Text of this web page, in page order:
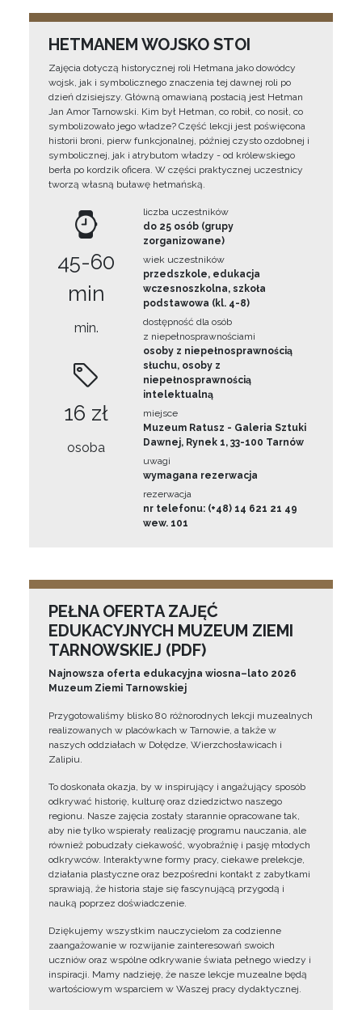
HETMANEM WOJSKO STOI
Zajęcia dotyczą historycznej roli Hetmana jako dowódcy
wojsk, jak i symbolicznego znaczenia tej dawnej roli po
dzień dzisiejszy. Główną omawianą postacią jest Hetman
Jan Amor Tarnowski. Kim był Hetman, co robił, co nosił, co
symbolizowało jego władze? Część lekcji jest poświęcona
historii broni, pierw funkcjonalnej, później czysto ozdobnej i
symbolicznej, jak i atrybutom władzy - od królewskiego
berła po kordzik oficera. W części praktycznej uczestnicy
tworzą własną buławę hetmańską.
45-60
min
min.
16 zł
osoba
liczba uczestników
do 25 osób (grupy
zorganizowane)
wiek uczestników
przedszkole, edukacja
wczesnoszkolna, szkoła
podstawowa (kl. 4-8)
dostępność dla osób
z niepełnosprawnościami
osoby z niepełnosprawnością
słuchu, osoby z
niepełnosprawnością
intelektualną
miejsce
Muzeum Ratusz - Galeria Sztuki
Dawnej, Rynek 1, 33-100 Tarnów
uwagi
wymagana rezerwacja
rezerwacja
nr telefonu: (+48) 14 621 21 49
wew. 101
PEŁNA OFERTA ZAJĘĆ
EDUKACYJNYCH MUZEUM ZIEMI
TARNOWSKIEJ (PDF)
Najnowsza oferta edukacyjna wiosna–lato 2026
Muzeum Ziemi Tarnowskiej
Przygotowaliśmy blisko 80 różnorodnych lekcji muzealnych
realizowanych w placówkach w Tarnowie, a także w
naszych oddziałach w Dołędze, Wierzchosławicach i
Zalipiu.
To doskonała okazja, by w inspirujący i angażujący sposób
odkrywać historię, kulturę oraz dziedzictwo naszego
regionu. Nasze zajęcia zostały starannie opracowane tak,
aby nie tylko wspierały realizację programu nauczania, ale
również pobudzały ciekawość, wyobraźnię i pasję młodych
odkrywców. Interaktywne formy pracy, ciekawe prelekcje,
działania plastyczne oraz bezpośredni kontakt z zabytkami
sprawiają, że historia staje się fascynującą przygodą i
nauką poprzez doświadczenie.
Dziękujemy wszystkim nauczycielom za codzienne
zaangażowanie w rozwijanie zainteresowań swoich
uczniów oraz wspólne odkrywanie świata pełnego wiedzy i
inspiracji. Mamy nadzieję, że nasze lekcje muzealne będą
wartościowym wsparciem w Waszej pracy dydaktycznej.